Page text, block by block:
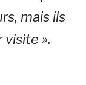
mais ils
».